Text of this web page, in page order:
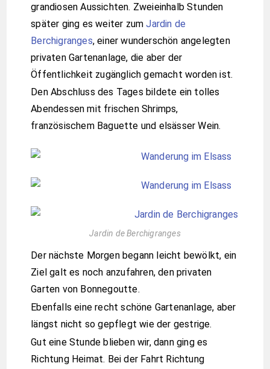
grandiosen Aussichten. Zweieinhalb Stunden
später ging es weiter zumJardin de
Berchigranges, einer wunderschön angelegten
privaten Gartenanlage, die aber der
Öffentlichkeit zugänglich gemacht worden ist.
Den Abschluss des Tages bildete ein tolles
Abendessen mit frischen Shrimps,
französischem Baguette und elsässer Wein.
Jardin de Berchigranges
Der nächste Morgen begann leicht bewölkt, ein
Ziel galt es noch anzufahren, den privaten
Garten von Bonnegoutte.
Ebenfalls eine recht schöne Gartenanlage, aber
längst nicht so gepflegt wie der gestrige.
Gut eine Stunde blieben wir, dann ging es
Richtung Heimat. Bei der Fahrt Richtung